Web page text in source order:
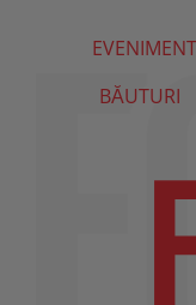
EVENIMENT
BĂUTURI